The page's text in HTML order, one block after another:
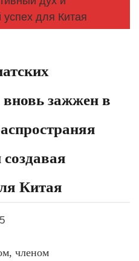
для Китая
зажжен в
Китая
членом